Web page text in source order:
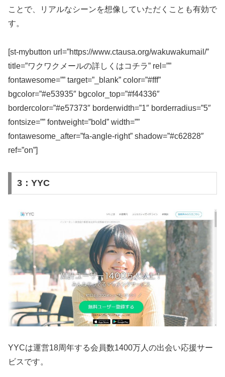
ことで、リアルなシーンを想像していただくことも有効で
す。
[st-mybutton url=”https://www.ctausa.org/wakuwakumail/”
title=”ワクワクメールの詳しくはコチラ” rel=””
fontawesome=”” target=”_blank” color=”#fff”
bgcolor=”#e53935″ bgcolor_top=”#f44336″
bordercolor=”#e57373″ borderwidth=”1″ borderradius=”5″
fontsize=”” fontweight=”bold” width=””
fontawesome_after=”fa-angle-right” shadow=”#c62828″
ref=”on”]
3：YYC
YYCは運営18周年する会員数1400万人の出会い応援サー
ビスです。